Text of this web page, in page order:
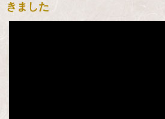
きました